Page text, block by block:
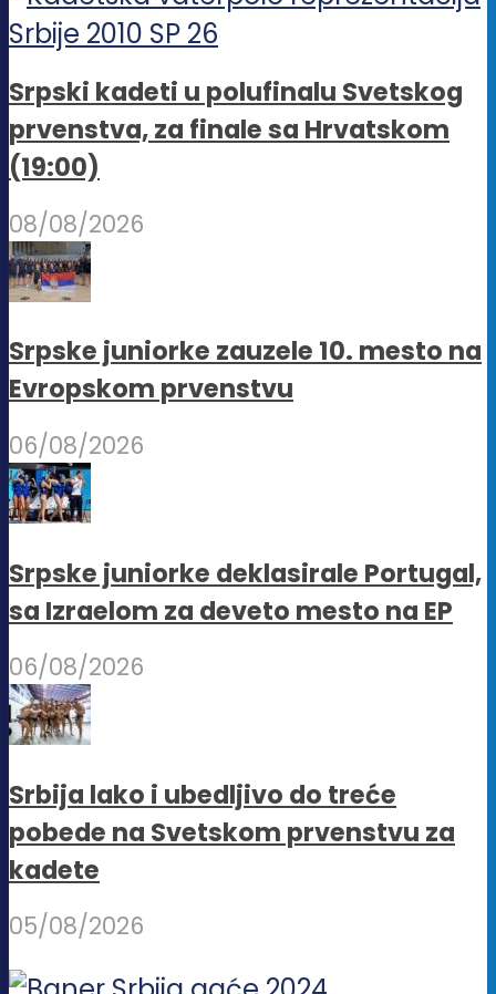
Srpski kadeti u polufinalu Svetskog
prvenstva, za finale sa Hrvatskom
(19:00)
08/08/2026
Srpske juniorke zauzele 10. mesto na
Evropskom prvenstvu
06/08/2026
Srpske juniorke deklasirale Portugal,
sa Izraelom za deveto mesto na EP
06/08/2026
Srbija lako i ubedljivo do treće
pobede na Svetskom prvenstvu za
kadete
05/08/2026